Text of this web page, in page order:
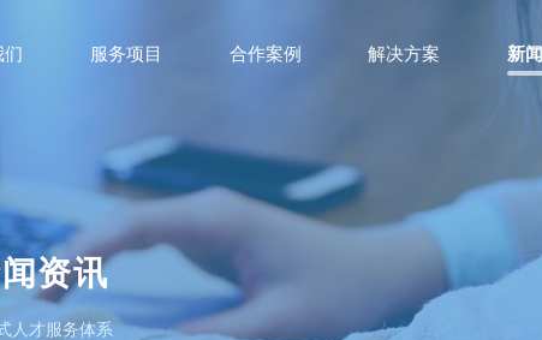
资讯
人才服务体系
们 服务项目 合作案例 解决方案 新